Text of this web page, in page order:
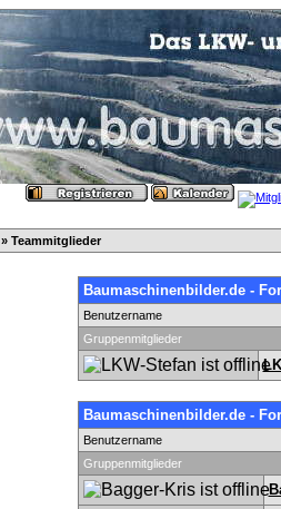
» Teammitglieder
Baumaschinenbilder.de -
Benutzername
Gruppenmitglieder
Baumaschinenbilder.de -
Benutzername
Gruppenmitglieder